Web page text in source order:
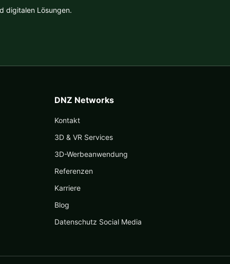
digitalen Lösungen.
DNZ Networks
Kontakt
3D & VR Services
3D-Werbeanwendung
Referenzen
Karriere
Blog
Datenschutz Social Media